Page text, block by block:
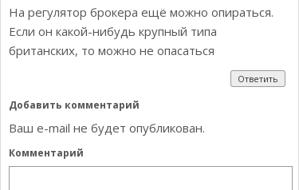
На регулятор брокера ещё можно опираться.
Если он какой-нибудь крупный типа
британских, то можно не опасаться
Ответить
Добавить комментарий
Ваш e-mail не будет опубликован.
Комментарий